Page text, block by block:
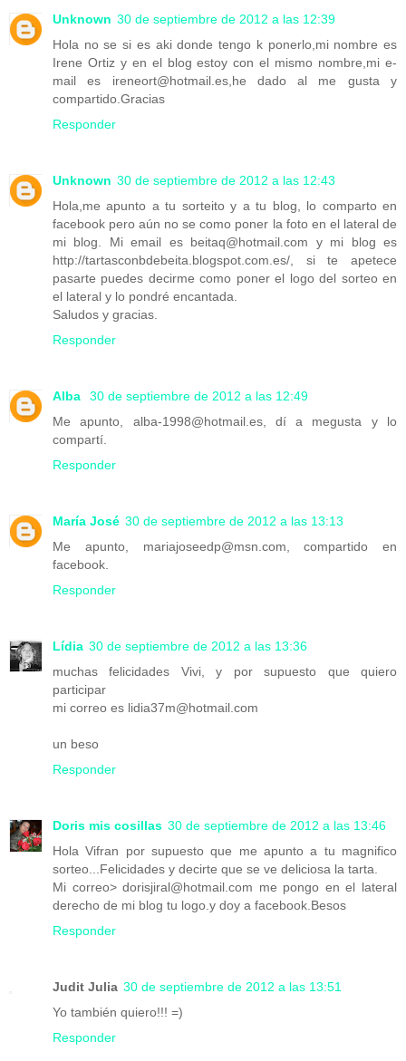
Unknown 30 de septiembre de 2012 a las 12:39
Hola no se si es aki donde tengo k ponerlo,mi nombre es
Irene Ortiz y en el blog estoy con el mismo nombre,mi e-
mail es ireneort@hotmail.es,he dado al me gusta y
compartido.Gracias
Responder
Unknown 30 de septiembre de 2012 a las 12:43
Hola,me apunto a tu sorteito y a tu blog, lo comparto en
facebook pero aún no se como poner la foto en el lateral de
mi blog. Mi email es beitaq@hotmail.com y mi blog es
http://tartasconbdebeita.blogspot.com.es/, si te apetece
pasarte puedes decirme como poner el logo del sorteo en
el lateral y lo pondré encantada.
Saludos y gracias.
Responder
Alba
30 de septiembre de 2012 a las 12:49
Me apunto, alba-1998@hotmail.es, dí a megusta y lo
compartí.
Responder
María José 30 de septiembre de 2012 a las 13:13
Me apunto, mariajoseedp@msn.com, compartido en
facebook.
Responder
Lídia 30 de septiembre de 2012 a las 13:36
muchas felicidades Vivi, y por supuesto que quiero
participar
mi correo es lidia37m@hotmail.com
un beso
Responder
Doris mis cosillas 30 de septiembre de 2012 a las 13:46
Hola Vifran por supuesto que me apunto a tu magnifico
sorteo...Felicidades y decirte que se ve deliciosa la tarta.
Mi correo> dorisjiral@hotmail.com me pongo en el lateral
derecho de mi blog tu logo.y doy a facebook.Besos
Responder
Judit Julia 30 de septiembre de 2012 a las 13:51
Yo también quiero!!! =)
Responder